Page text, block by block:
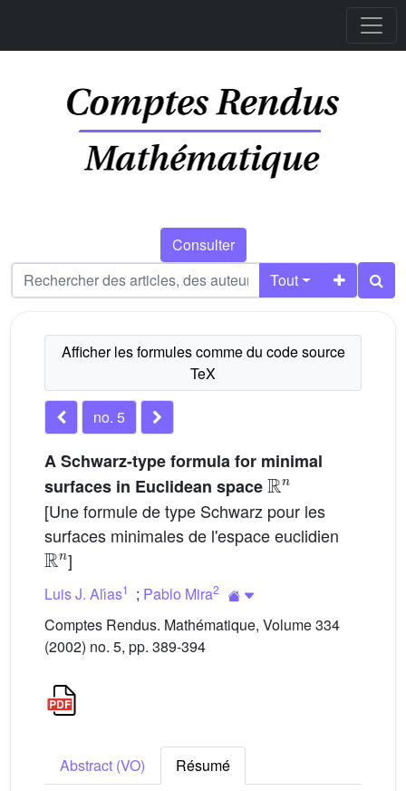
Consulter
Tout
no. 5
A Schwarz-type formula for minimal
surfaces in Euclidean space
ℝn
[Une formule de type Schwarz pour les
surfaces minimales de l'espace euclidien
ℝn]
Luis J. Alı́as1 ; Pablo Mira2
Comptes Rendus. Mathématique, Volume 334
(2002) no. 5, pp. 389-394
Abstract (VO)
Résumé